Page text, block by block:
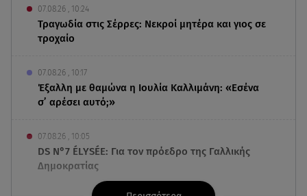
07.08.26 , 10:24
Τραγωδία στις Σέρρες: Νεκροί μητέρα και γιος σε
τροχαίο
07.08.26 , 10:17
Έξαλλη με θαμώνα η Ιουλία Καλλιμάνη: «Εσένα
σ’ αρέσει αυτό;»
07.08.26 , 10:05
DS N°7 ÉLYSÉE: Για τον πρόεδρο της Γαλλικής
Δημοκρατίας